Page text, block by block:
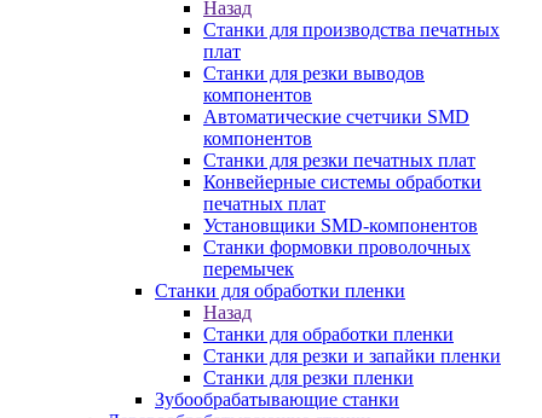
Назад
Станки для производства печатных
плат
Станки для резки выводов
компонентов
Автоматические счетчики SMD
компонентов
Станки для резки печатных плат
Конвейерные системы обработки
печатных плат
Установщики SMD-компонентов
Станки формовки проволочных
перемычек
Станки для обработки пленки
Назад
Станки для обработки пленки
Станки для резки и запайки пленки
Станки для резки пленки
Зубообрабатывающие станки